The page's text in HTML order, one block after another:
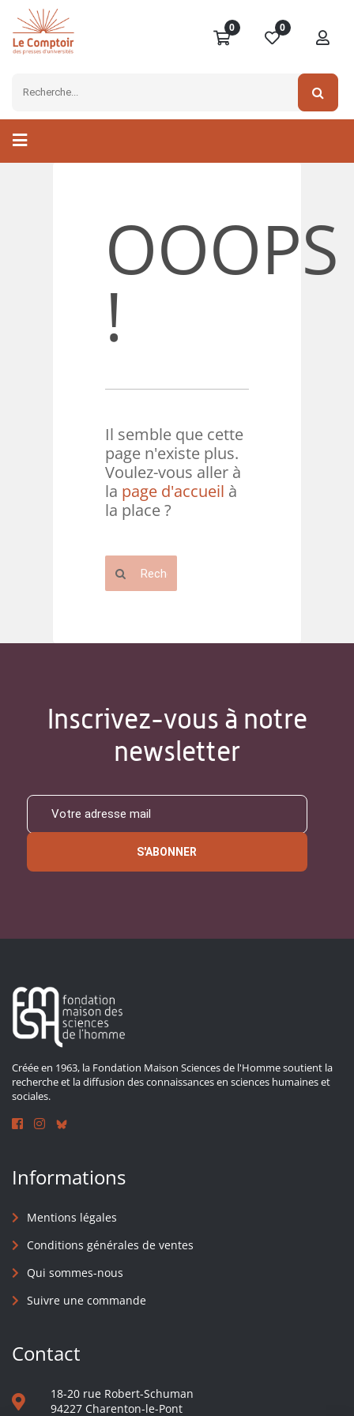
0 0
OOOPS
!
Il semble que cette
page n'existe plus.
Voulez-vous aller à
la page d'accueil à
la place ?
Inscrivez-vous à notre
newsletter
S'ABONNER
Créée en 1963, la Fondation Maison Sciences de l'Homme soutient la
recherche et la diffusion des connaissances en sciences humaines et
sociales.
Informations
Mentions légales
Conditions générales de ventes
Qui sommes-nous
Suivre une commande
Contact
18-20 rue Robert-Schuman
94227 Charenton-le-Pont